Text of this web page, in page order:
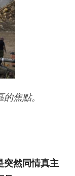
焦點。
突然同情真主